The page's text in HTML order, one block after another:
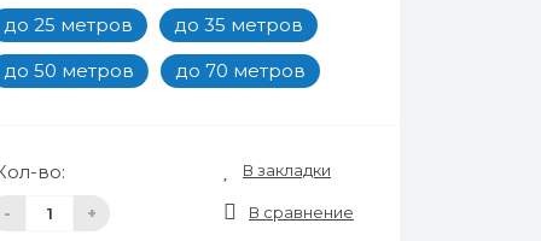
до 25 метров
до 35 метров
до 50 метров
до 70 метров
во:
- +
В закладки
В сравнение